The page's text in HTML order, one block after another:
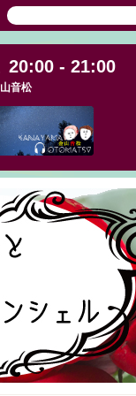
20:00 - 21:00
音松